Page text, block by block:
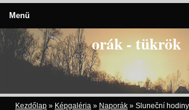
orák - tükrök
Kezdőlap » Képgaléria » Naporák » Sluneční
Menü